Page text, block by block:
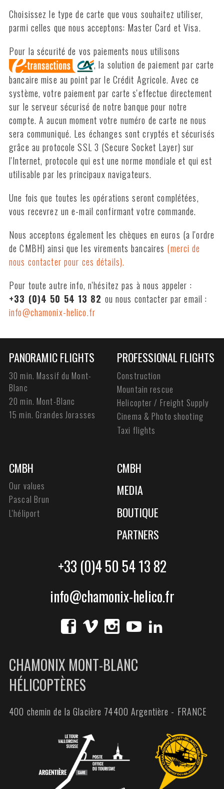
Choisissez le type de carte que vous souhaitez utiliser,
parmi celles que nous acceptons: Master Card et Visa.
Pour la sécurité de vos paiements nous utilisons
, la solution de paiement par carte
bancaire mise au point par le Crédit Agricole. Avec ce
système, votre paiement par carte s'effectue directement
sur le serveur sécurisé de notre banque pour notre
compte. A aucun moment votre numéro de carte ne nous
sera communiqué. Les échanges sont cryptés et sécurisés
grâce au protocole SSL 3 (Secure Socket Layer) sur
l'Internet, protocole qui est une norme mondiale et qui est
utilisable par les principaux navigateurs.
Une fois que toutes les opérations seront complétées,
vous recevrez un e-mail confirmant votre commande.
Nous acceptons également les chèques en euros (a l'ordre
de CMBH) ainsi que les virements bancaires (merci de
nous contacter pour ces détails).
Pour toute autre info, n'hésitez pas à nous appeler :
+33 (0)4 50 54 13 82 ou nous contacter par email :
info@chamonix-helico.fr
PANORAMIC FLIGHTS
30 min. Massif du Mont-
Blanc
20 min. Mont-Blanc
15 min. Grandes Jorasses
PROFESSIONAL FLIGHTS
Construction
Mountain rescue
Helicopter / Freight Supply
Cinema & Photo shooting
Taxi flights
CMBH
Our values
Pascal Brun
L'héliport
CMBH
MEDIA
BOUTIQUE
PARTNERS
+33 (0)4 50 54 13 82
info@chamonix-helico.fr
CHAMONIX MONT-BLANC
HÉLICOPTÈRES
400 chemin de la Glacière 74400 Argentière - FRANCE